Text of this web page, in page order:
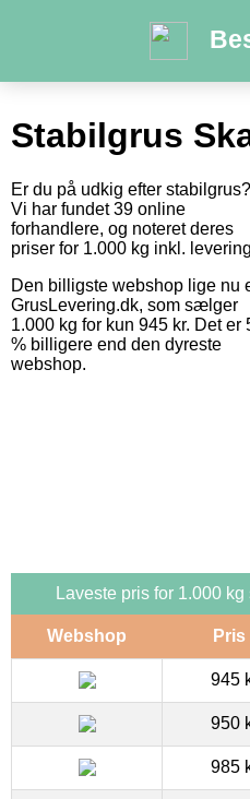
Stabilgrus
Er du på udkig efter stabilgrus?
Vi har fundet 39 online
forhandlere, og noteret deres
priser for 1.000 kg inkl.
Den billigste webshop lige nu
GrusLevering.dk, som sælger
1.000 kg for kun 945 kr. Det er
% billigere end den dyreste
webshop.
Laveste pris for 1.000
Webshop Pris
945
950
985